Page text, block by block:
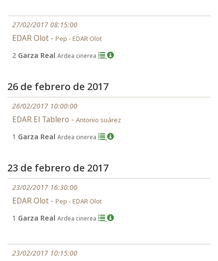
27/02/2017 08:15:00
EDAR Olot - Pep - EDAR Olot
2 Garza Real Ardea cinerea
26 de febrero de 2017
26/02/2017 10:00:00
EDAR El Tablero - Antonio suárez
1 Garza Real Ardea cinerea
23 de febrero de 2017
23/02/2017 16:30:00
EDAR Olot - Pep - EDAR Olot
1 Garza Real Ardea cinerea
23/02/2017 10:15:00